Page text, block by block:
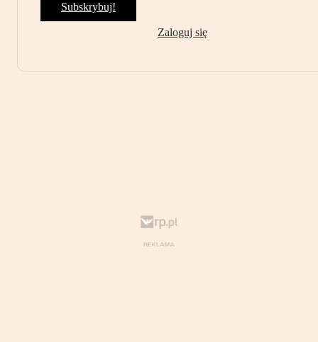
Subskrybuj!
Zaloguj się